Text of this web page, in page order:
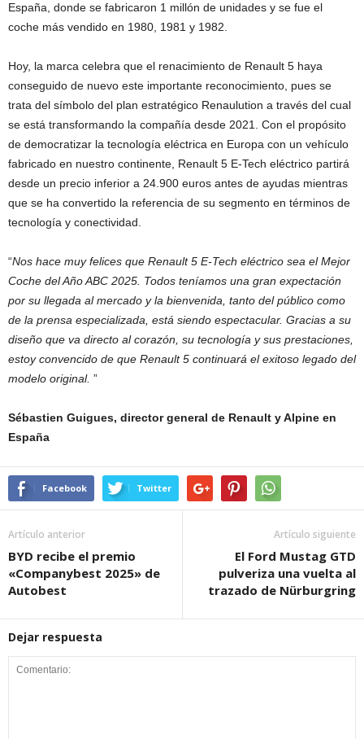
España, donde se fabricaron 1 millón de unidades y se fue el
coche más vendido en 1980, 1981 y 1982.
Hoy, la marca celebra que el renacimiento de Renault 5 haya
conseguido de nuevo este importante reconocimiento, pues se
trata del símbolo del plan estratégico Renaulution a través del cual
se está transformando la compañía desde 2021. Con el propósito
de democratizar la tecnología eléctrica en Europa con un vehículo
fabricado en nuestro continente, Renault 5 E-Tech eléctrico partirá
desde un precio inferior a 24.900 euros antes de ayudas mientras
que se ha convertido la referencia de su segmento en términos de
tecnología y conectividad.
“Nos hace muy felices que Renault 5 E-Tech eléctrico sea el Mejor
Coche del Año ABC 2025. Todos teníamos una gran expectación
por su llegada al mercado y la bienvenida, tanto del público como
de la prensa especializada, está siendo espectacular. Gracias a su
diseño que va directo al corazón, su tecnología y sus prestaciones,
estoy convencido de que Renault 5 continuará el exitoso legado del
modelo original. ”
Sébastien Guigues, director general de Renault y Alpine en
España
Facebook Twitter
Artículo anterior
BYD recibe el premio
«Companybest 2025» de
Autobest
Artículo siguiente
El Ford Mustag GTD
pulveriza una vuelta al
trazado de Nürburgring
Dejar respuesta